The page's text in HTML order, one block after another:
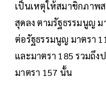
เป็นเหตุให้สมาชิกภาพ
สุดลง ตามรัฐธรรมนูญ ม
ต่อรัฐธรรมนูญ มาตรา
และมาตรา 185 รวมถึ
มาตรา 157 นั้น